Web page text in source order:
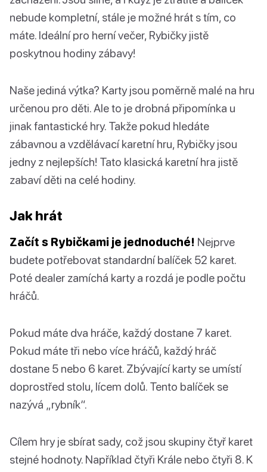
nebude kompletní, stále je možné hrát s tím, co
máte. Ideální pro herní večer, Rybičky jistě
poskytnou hodiny zábavy!
Naše jediná výtka? Karty jsou poměrně malé na hru
určenou pro děti. Ale to je drobná připomínka u
jinak fantastické hry. Takže pokud hledáte
zábavnou a vzdělávací karetní hru, Rybičky jsou
jedny z nejlepších! Tato klasická karetní hra jistě
zabaví děti na celé hodiny.
Jak hrát
Začít s Rybičkami je jednoduché! Nejprve
budete potřebovat standardní balíček 52 karet.
Poté dealer zamíchá karty a rozdá je podle počtu
hráčů.
Pokud máte dva hráče, každý dostane 7 karet.
Pokud máte tři nebo více hráčů, každý hráč
dostane 5 nebo 6 karet. Zbývající karty se umístí
doprostřed stolu, lícem dolů. Tento balíček se
nazývá „rybník“.
Cílem hry je sbírat sady, což jsou skupiny čtyř karet
stejné hodnoty. Například čtyři Krále nebo čtyři 8. K